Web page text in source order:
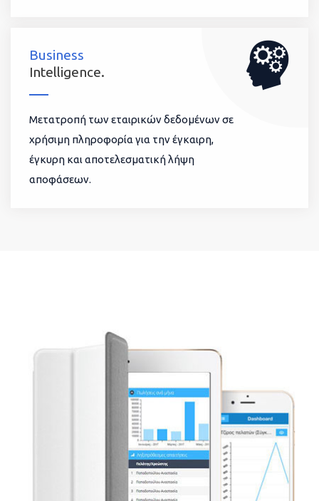
Business
Intelligence.
Μετατροπή των εταιρικών δεδομένων σε
χρήσιμη πληροφορία για την έγκαιρη,
έγκυρη και αποτελεσματική λήψη
αποφάσεων.